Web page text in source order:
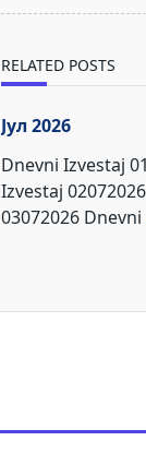
reader-
RELATED POSTS
Јул 2026
Dnevni Izvestaj
Izvestaj
03072026 Dnevni